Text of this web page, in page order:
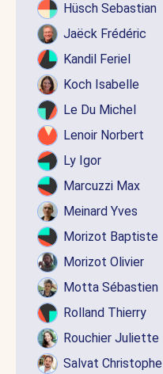
Hüsch Sebastian
Jaëck Frédéric
Kandil Feriel
Koch Isabelle
Le Du Michel
Lenoir Norbert
Ly Igor
Marcuzzi Max
Meinard Yves
Morizot Baptiste
Morizot Olivier
Motta Sébastien
Rolland Thierry
Rouchier Juliette
Salvat Christophe